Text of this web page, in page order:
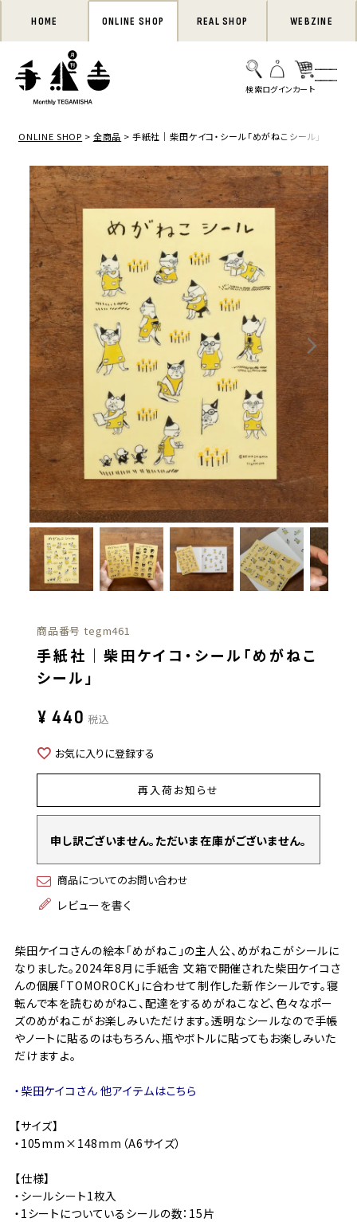
HOME ONLINE SHOP REAL SHOP WEBZINE
ONLINE SHOP 全商品 手紙社｜柴田ケイコ・シール「めがねこシール」
商品番号 tegm461
手紙社｜柴田ケイコ・シール「めがねこ
シール」
¥ 440 税込
お気に入りに登録する
再入荷お知らせ
申し訳ございません。ただいま在庫がございません。
商品についてのお問い合わせ
レビューを書く
柴田ケイコさんの絵本「めがねこ」の主人公、めがねこがシールに
なりました。2024年8月に手紙舎 文箱で開催された柴田ケイコさ
んの個展「TOMOROCK」に合わせて制作した新作シールです。寝
転んで本を読むめがねこ、配達をするめがねこなど、色々なポー
ズのめがねこがお楽しみいただけます。透明なシールなので手帳
やノートに貼るのはもちろん、瓶やボトルに貼ってもお楽しみいた
だけますよ。
・柴田ケイコさん 他アイテムはこちら
【サイズ】
・105mm×148mm（A6サイズ）
【仕様】
・シールシート1枚入
・1シートについているシールの数：15片